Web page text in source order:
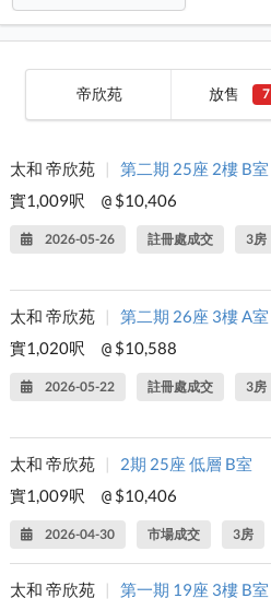
帝欣苑 放售 7
太和 帝欣苑 |
第二期 25座 2樓 B室
實1,009呎
@ $10,406
2026-05-26 註冊處成交 3房
太和 帝欣苑 |
第二期 26座 3樓 A室
實1,020呎
@ $10,588
2026-05-22 註冊處成交 3房
太和 帝欣苑 |
2期 25座 低層 B室
實1,009呎
@ $10,406
2026-04-30 市場成交 3房
太和 帝欣苑 |
第一期 19座 3樓 B室